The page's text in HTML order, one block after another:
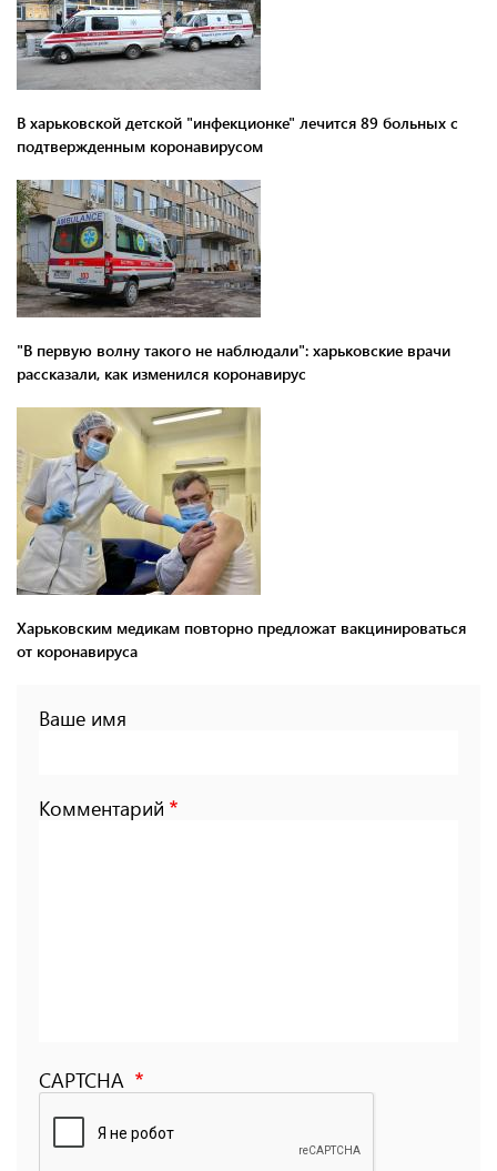
В харьковской детской "инфекционке" лечится 89 больных с
подтвержденным коронавирусом
"В первую волну такого не наблюдали": харьковские врачи
рассказали, как изменился коронавирус
Харьковским медикам повторно предложат вакцинироваться
от коронавируса
Ваше имя
Комментарий
CAPTCHA